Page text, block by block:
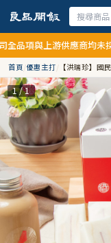
與上游供應商均未採用問
首頁/優惠主打/ 【洪瑞珍】國
1 / 1